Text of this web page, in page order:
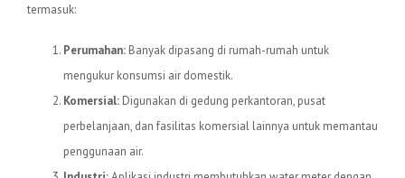
termasuk:
Perumahan: Banyak dipasang di rumah-rumah untuk
mengukur konsumsi air domestik.
Komersial: Digunakan di gedung perkantoran, pusat
perbelanjaan, dan fasilitas komersial lainnya untuk memantau
penggunaan air.